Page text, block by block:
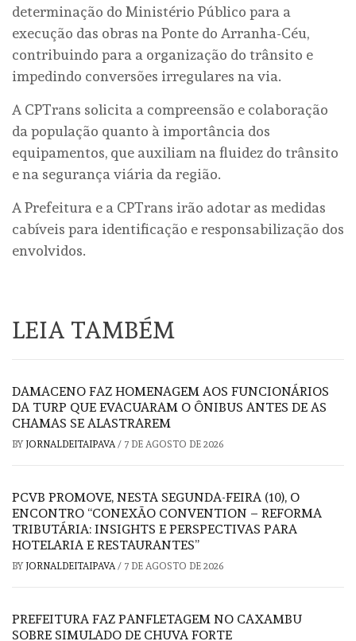
determinação do Ministério Público para a
execução das obras na Ponte do Arranha-Céu,
contribuindo para a organização do trânsito e
impedindo conversões irregulares na via.
A CPTrans solicita a compreensão e colaboração
da população quanto à importância dos
equipamentos, que auxiliam na fluidez do trânsito
e na segurança viária da região.
A Prefeitura e a CPTrans irão adotar as medidas
cabíveis para identificação e responsabilização dos
envolvidos.
LEIA TAMBÉM
DAMACENO FAZ HOMENAGEM AOS FUNCIONÁRIOS
DA TURP QUE EVACUARAM O ÔNIBUS ANTES DE AS
CHAMAS SE ALASTRAREM
BY JORNALDEITAIPAVA/ 7 DE AGOSTO DE 2026
PCVB PROMOVE, NESTA SEGUNDA-FEIRA (10), O
ENCONTRO “CONEXÃO CONVENTION – REFORMA
TRIBUTÁRIA: INSIGHTS E PERSPECTIVAS PARA
HOTELARIA E RESTAURANTES”
BY JORNALDEITAIPAVA/ 7 DE AGOSTO DE 2026
PREFEITURA FAZ PANFLETAGEM NO CAXAMBU
SOBRE SIMULADO DE CHUVA FORTE